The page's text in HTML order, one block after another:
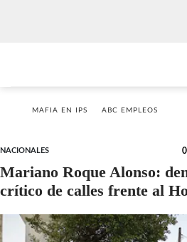
MAFIA EN IPS ABC EMPLEOS
NACIONALES
Mariano Roque Alonso:
crítico de calles frente al